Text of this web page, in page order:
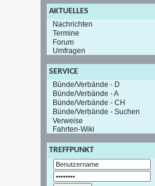
AKTUELLES
Nachrichten
Termine
Forum
Umfragen
SERVICE
Bünde/Verbände - D
Bünde/Verbände - A
Bünde/Verbände - CH
Bünde/Verbände - Suchen
Verweise
Fahrten-Wiki
TREFFPUNKT